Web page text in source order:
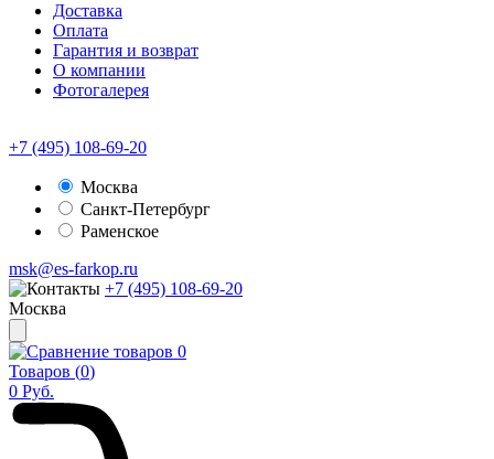
Доставка
Оплата
Гарантия и возврат
О компании
Фотогалерея
+7 (495) 108-69-20
Москва
Санкт-Петербург
Раменское
msk@es-farkop.ru
+7 (495) 108-69-20
Москва
0
Товаров (0)
0 Руб.